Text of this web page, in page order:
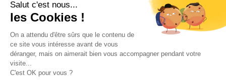
Échangeons
ensemble sur vos
besoins
Un accompagnement de qualité commence